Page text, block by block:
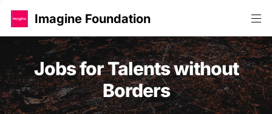
Imagine Foundation
Jobs for Talents without
Borders